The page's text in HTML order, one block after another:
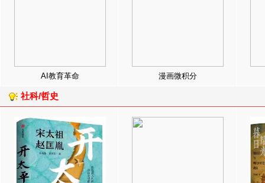
AI教育革命 漫画微积分
社科/哲史